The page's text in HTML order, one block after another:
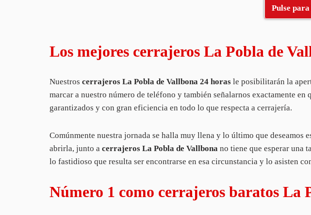
Pulse
Los mejores cerrajeros La Pobla de
Nuestros cerrajeros La Pobla de Vallbona 24 horas le posibilitarán la
marcar a nuestro número de teléfono y también señalarnos exactamente
garantizados y con gran eficiencia en todo lo que respecta a cerrajería.
Comúnmente nuestra jornada se halla muy llena y lo último que deseamos
abrirla, junto a cerrajeros La Pobla de Vallbona no tiene que esperar una
lo fastidioso que resulta ser encontrarse en esa circunstancia y lo asisten
Número 1 como cerrajeros baratos La